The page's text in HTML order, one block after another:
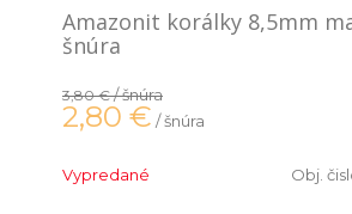
Amazonit korálky 8,5mm
šnúra
3,80 €/ šnúra
2,80 € / šnúra
Vypredané Obj.